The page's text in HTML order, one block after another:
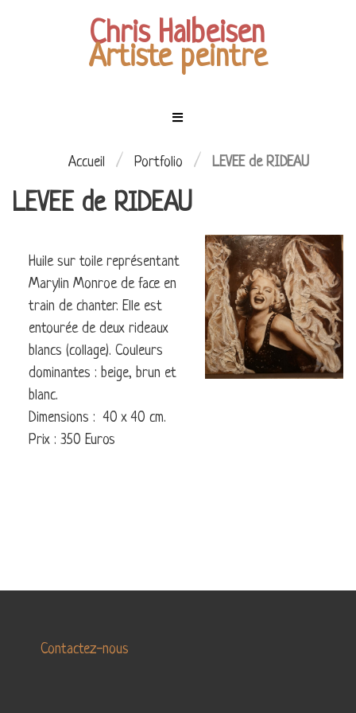
Chris Halbeisen
Artiste peintre
EXPOSITIONS
MES
CIEL
ÉTOILÉ
ENFANTS
TERRE
DANSE
MARINE
COMMANDES
CONTACT
Accueil / Portfolio / LEVEE de RIDEAU
LEVEE de RIDEAU
Huile sur toile représentant
Marylin Monroe de face en
train de chanter. Elle est
entourée de deux rideaux
blancs (collage). Couleurs
dominantes : beige, brun et
blanc.
Dimensions : 40 x 40 cm.
Prix : 350 Euros
Contactez-nous